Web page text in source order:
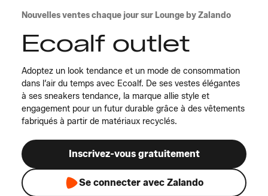
Nouvelles ventes chaque jour sur Lounge by Zalando
Ecoalf outlet
Adoptez un look tendance et un mode de consommation
dans l’air du temps avec Ecoalf. De ses vestes élégantes
à ses sneakers tendance, la marque allie style et
engagement pour un futur durable grâce à des vêtements
fabriqués à partir de matériaux recyclés.
Inscrivez-vous gratuitement
Se connecter avec Zalando